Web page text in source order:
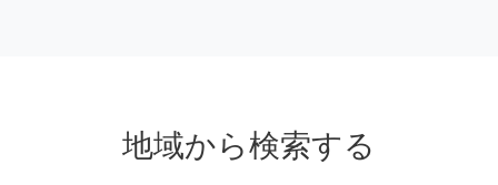
地域から検索する